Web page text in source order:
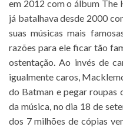
em 2012 com o álbum The
já batalhava desde 2000
suas músicas mais
razões para ele ficar tão
ostentação. Ao invés de
igualmente caros,
do Batman e pegar roupas
da música, no dia 18 de
dos 7 milhões de cópias